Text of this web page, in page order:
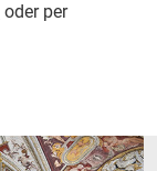
oder per